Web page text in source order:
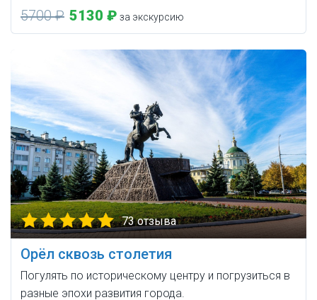
5700 ₽ 5130 ₽ за экскурсию
73 отзыва
Орёл сквозь столетия
Погулять по историческому центру и погрузиться в
разные эпохи развития города.